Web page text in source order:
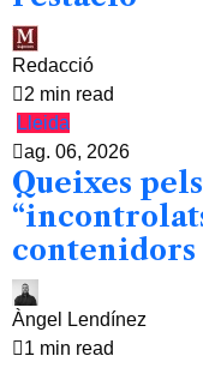
Redacció
2 min read
Lleida
ag. 06, 2026
Queixes
contenidors
Àngel Lendínez
1 min read